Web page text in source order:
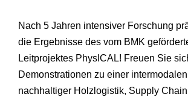
Nach 5 Jahren intensiver Forschung
die Ergebnisse des vom BMK
Leitprojektes PhysICAL! Freuen Sie
Demonstrationen zu einer
nachhaltiger Holzlogistik, Supply